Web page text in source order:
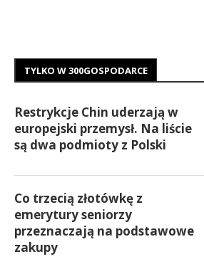
TYLKO W 300GOSPODARCE
Restrykcje Chin uderzają w
europejski przemysł. Na liście
są dwa podmioty z Polski
Co trzecią złotówkę z
emerytury seniorzy
przeznaczają na podstawowe
zakupy